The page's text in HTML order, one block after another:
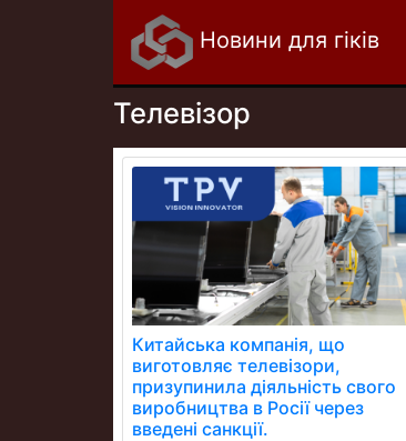
Новини для гіків
Телевізор
Китайська компанія, що
виготовляє телевізори,
призупинила діяльність свого
виробництва в Росії через
введені санкції.